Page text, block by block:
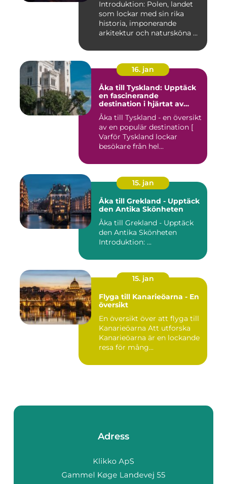
Introduktion: Polen, landet
som lockar med sin rika
historia, imponerande
arkitektur och natursköna ...
16. jan
Åka till Tyskland: Upptäck
en fascinerande
destination i hjärtat av
Europa
Åka till Tyskland - en översikt
av en populär destination [
Varför Tyskland lockar
besökare från hel...
15. jan
Åka till Grekland - Upptäck
den Antika Skönheten
Åka till Grekland - Upptäck
den Antika Skönheten
Introduktion: ...
15. jan
Flyga till Kanarieöarna - En
översikt
En översikt över att flyga till
Kanarieöarna Att utforska
Kanarieöarna är en lockande
resa för mång...
Adress